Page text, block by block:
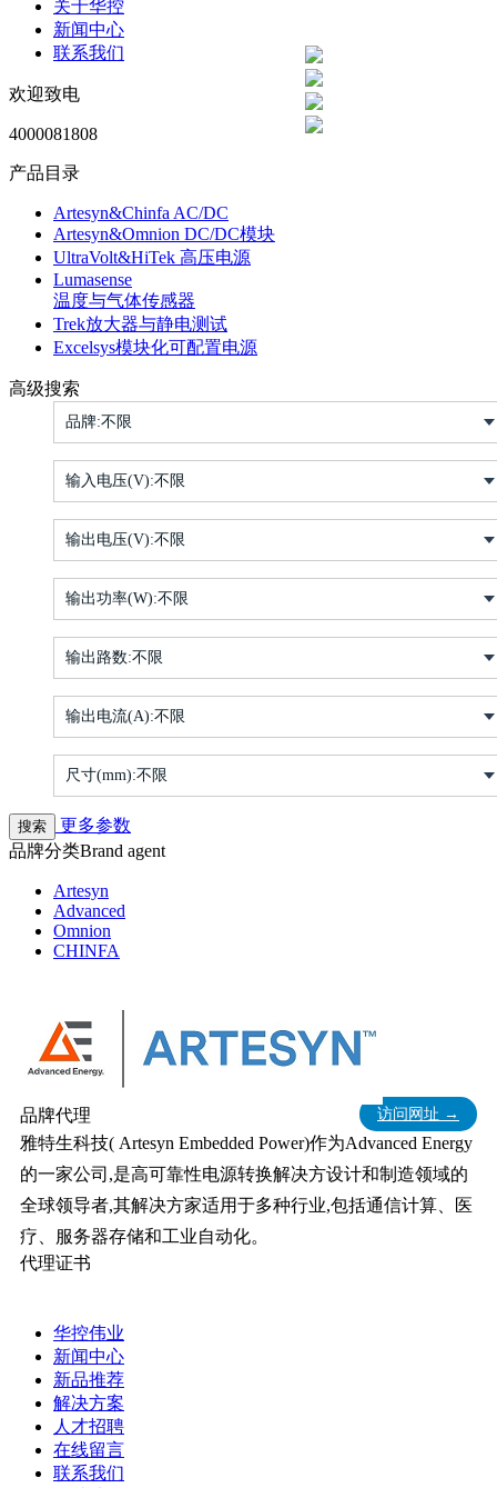
关于华控
新闻中心
联系我们
欢迎致电
4000081808
产品目录
Artesyn&Chinfa AC/DC
Artesyn&Omnion DC/DC模块
UltraVolt&HiTek 高压电源
Lumasense
温度与气体传感器
Trek放大器与静电测试
Excelsys模块化可配置电源
高级搜索
品牌:不限
输入电压(V):不限
输出电压(V):不限
输出功率(W):不限
输出路数:不限
输出电流(A):不限
尺寸(mm):不限
更多参数
品牌分类Brand agent
Artesyn
Advanced
Omnion
CHINFA
品牌代理 访问网址 →
雅特生科技( Artesyn Embedded Power)作为Advanced Energy
的一家公司,是高可靠性电源转换解决方设计和制造领域的
全球领导者,其解决方家适用于多种行业,包括通信计算、医
疗、服务器存储和工业自动化。
代理证书
华控伟业
新闻中心
新品推荐
解决方案
人才招聘
在线留言
联系我们